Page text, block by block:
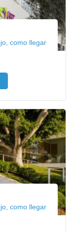
como llegar
como llegar